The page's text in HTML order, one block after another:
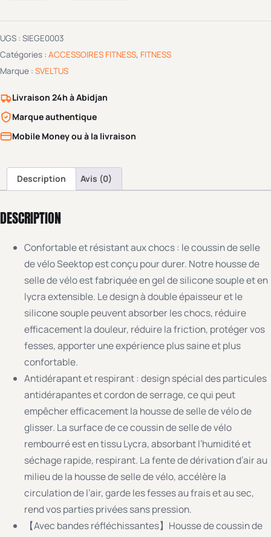
UGS : SIEGE0003
Catégories : ACCESSOIRES FITNESS, FITNESS
Marque : SVELTUS
Livraison 24h à Abidjan
Marque authentique
Mobile Money ou à la livraison
Description Avis (0)
DESCRIPTION
Confortable et résistant aux chocs : le coussin de selle
de vélo Seektop est conçu pour durer. Notre housse de
selle de vélo est fabriquée en gel de silicone souple et en
lycra extensible. Le design à double épaisseur et le
silicone souple peuvent absorber les chocs, réduire
efficacement la douleur, réduire la friction, protéger vos
fesses, apporter une expérience plus saine et plus
confortable.
Antidérapant et respirant : design spécial des particules
antidérapantes et cordon de serrage, ce qui peut
empêcher efficacement la housse de selle de vélo de
glisser. La surface de ce coussin de selle de vélo
rembourré est en tissu Lycra, absorbant l’humidité et
séchage rapide, respirant. La fente de dérivation d’air au
milieu de la housse de selle de vélo, accélère la
circulation de l’air, garde les fesses au frais et au sec,
rend vos parties privées sans pression.
【Avec bandes réfléchissantes】Housse de coussin de